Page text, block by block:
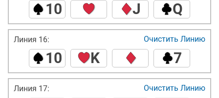
10 J Q
Линия 16:
10 K 7
Очистить Линию
Линия 17: Очистить Линию